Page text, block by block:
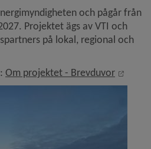
och pågår från
Projektet ägs av VTI och
på lokal, regional och
Om projektet - Brevduvor Länk